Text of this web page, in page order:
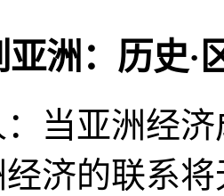
洲：历史·
当亚洲经
济的联系